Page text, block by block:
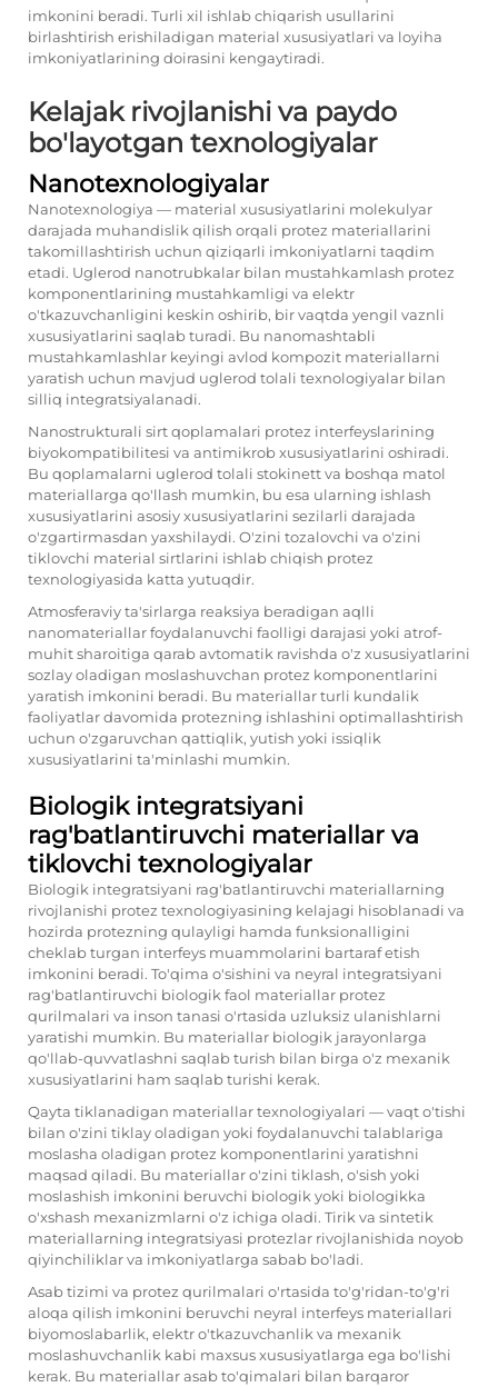
imkonini beradi. Turli xil ishlab chiqarish usullarini
birlashtirish erishiladigan material xususiyatlari va loyiha
imkoniyatlarining doirasini kengaytiradi.
Kelajak rivojlanishi va paydo
bo'layotgan texnologiyalar
Nanotexnologiyalar
Nanotexnologiya — material xususiyatlarini molekulyar
darajada muhandislik qilish orqali protez materiallarini
takomillashtirish uchun qiziqarli imkoniyatlarni taqdim
etadi. Uglerod nanotrubkalar bilan mustahkamlash protez
komponentlarining mustahkamligi va elektr
o'tkazuvchanligini keskin oshirib, bir vaqtda yengil vaznli
xususiyatlarini saqlab turadi. Bu nanomashtabli
mustahkamlashlar keyingi avlod kompozit materiallarni
yaratish uchun mavjud uglerod tolali texnologiyalar bilan
silliq integratsiyalanadi.
Nanostrukturali sirt qoplamalari protez interfeyslarining
biyokompatibilitesi va antimikrob xususiyatlarini oshiradi.
Bu qoplamalarni uglerod tolali stokinett va boshqa matol
materiallarga qo'llash mumkin, bu esa ularning ishlash
xususiyatlarini asosiy xususiyatlarini sezilarli darajada
o'zgartirmasdan yaxshilaydi. O'zini tozalovchi va o'zini
tiklovchi material sirtlarini ishlab chiqish protez
texnologiyasida katta yutuqdir.
Atmosferaviy ta'sirlarga reaksiya beradigan aqlli
nanomateriallar foydalanuvchi faolligi darajasi yoki atrof-
muhit sharoitiga qarab avtomatik ravishda o'z xususiyatlarini
sozlay oladigan moslashuvchan protez komponentlarini
yaratish imkonini beradi. Bu materiallar turli kundalik
faoliyatlar davomida protezning ishlashini optimallashtirish
uchun o'zgaruvchan qattiqlik, yutish yoki issiqlik
xususiyatlarini ta'minlashi mumkin.
Biologik integratsiyani
rag'batlantiruvchi materiallar va
tiklovchi texnologiyalar
Biologik integratsiyani rag'batlantiruvchi materiallarning
rivojlanishi protez texnologiyasining kelajagi hisoblanadi va
hozirda protezning qulayligi hamda funksionalligini
cheklab turgan interfeys muammolarini bartaraf etish
imkonini beradi. To'qima o'sishini va neyral integratsiyani
rag'batlantiruvchi biologik faol materiallar protez
qurilmalari va inson tanasi o'rtasida uzluksiz ulanishlarni
yaratishi mumkin. Bu materiallar biologik jarayonlarga
qo'llab-quvvatlashni saqlab turish bilan birga o'z mexanik
xususiyatlarini ham saqlab turishi kerak.
Qayta tiklanadigan materiallar texnologiyalari — vaqt o'tishi
bilan o'zini tiklay oladigan yoki foydalanuvchi talablariga
moslasha oladigan protez komponentlarini yaratishni
maqsad qiladi. Bu materiallar o'zini tiklash, o'sish yoki
moslashish imkonini beruvchi biologik yoki biologikka
o'xshash mexanizmlarni o'z ichiga oladi. Tirik va sintetik
materiallarning integratsiyasi protezlar rivojlanishida noyob
qiyinchiliklar va imkoniyatlarga sabab bo'ladi.
Asab tizimi va protez qurilmalari o'rtasida to'g'ridan-to'g'ri
aloqa qilish imkonini beruvchi neyral interfeys materiallari
biyomoslabarlik, elektr o'tkazuvchanlik va mexanik
moslashuvchanlik kabi maxsus xususiyatlarga ega bo'lishi
kerak. Bu materiallar asab to'qimalari bilan barqaror